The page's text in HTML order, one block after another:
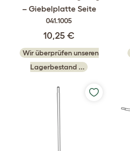
– Giebelplatte Seite
041.1005
10,25 €
Wir überprüfen unseren
Lagerbestand ...